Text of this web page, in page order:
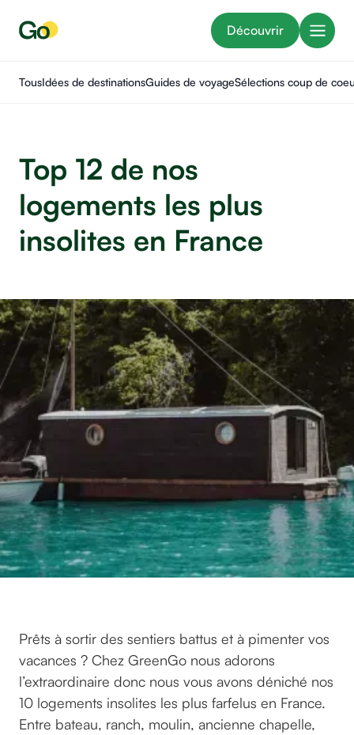
Découvrir
TousIdées de destinationsGuides de voyageSélections coup de
Top 12 de nos
logements les plus
insolites en France
Prêts à sortir des sentiers battus et à pimenter vos
vacances ? Chez GreenGo nous adorons
l’extraordinaire donc nous vous avons déniché nos
10 logements insolites les plus farfelus en France.
Entre bateau, ranch, moulin, ancienne chapelle,